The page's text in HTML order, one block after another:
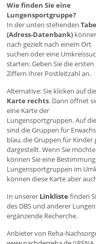
Wie finden Sie eine
Lungensportgruppe?
In der unten stehenden
(Adress-Datenbank)
nach gezielt nach einem Ort
suchen oder eine
starten: Geben Sie die ersten
Ziffern Ihrer Postleitzahl an.
Alternative: Sie klicken auf die
Karte rechts. Dann öffnet
eine Karte der
Lungensportgruppen. Auf
sind die Gruppen für
blau, die Gruppen für Kinder
dargestellt. Wenn Sie
können Sie eine
Lungensportgruppen im
können diese Karte aber
In unserer Linkliste finden
des DBS und anderer
ergänzende Recherche.
Anbieter von Reha-